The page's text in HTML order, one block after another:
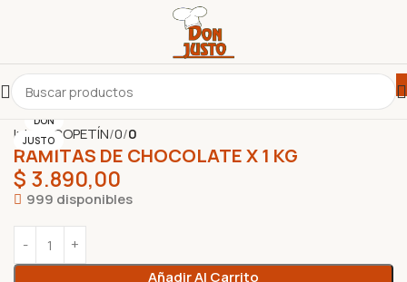
DON
JUSTO
Inicio COPETÍN 0 0
RAMITAS DE CHOCOLATE X 1 KG
$ 3.890,00
999 disponibles
Añadir Al Carrito